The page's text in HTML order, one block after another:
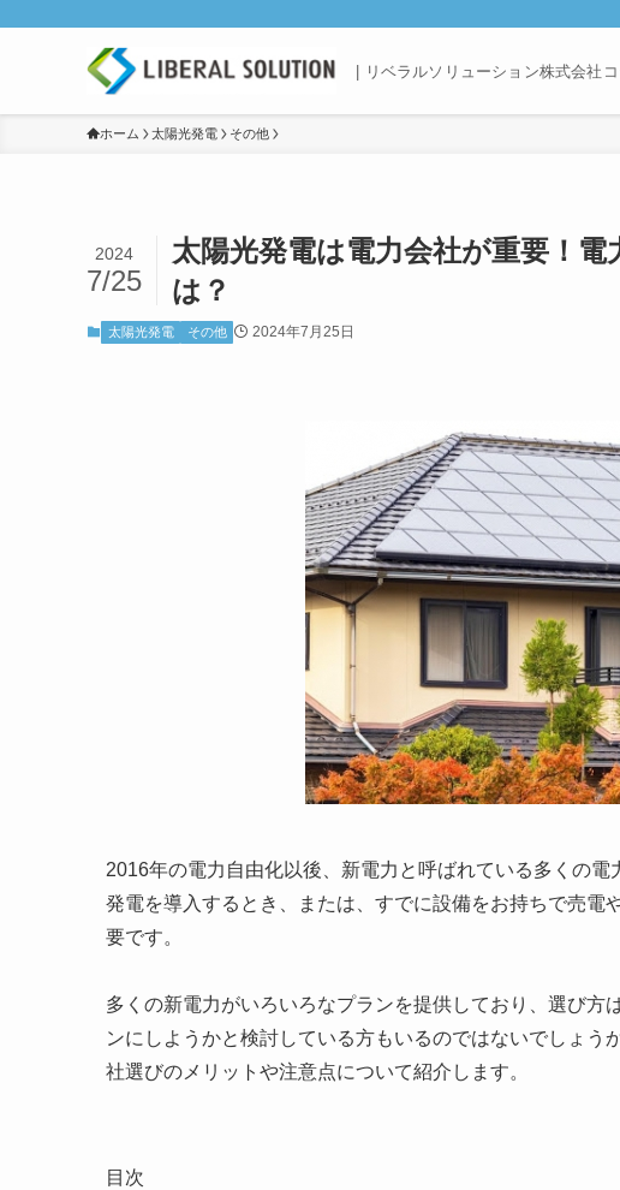
| リベラルソリューション株式会社
ホーム 太陽光発電 その他
太陽光発電は電力会社が重要！
は？
2024
7/25
太陽光発電 その他 2024年7月25日
2016年の電力自由化以後、新電力と呼ばれている多くの
発電を導入するとき、または、すでに設備をお持ちで売電
要です。
多くの新電力がいろいろなプランを提供しており、選び方
ンにしようかと検討している方もいるのではないでしょ
社選びのメリットや注意点について紹介します。
目次